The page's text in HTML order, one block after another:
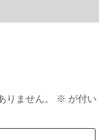
りません。 ※ が付い